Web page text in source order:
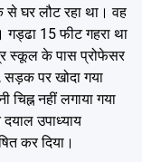
से घर लौट रहा था। वह
गड्ढा 15 फीट गहरा था
स्कूल के पास प्रोफेसर
सड़क पर खोदा गया
नहीं लगाया गया
उपाध्याय
कर दिया।